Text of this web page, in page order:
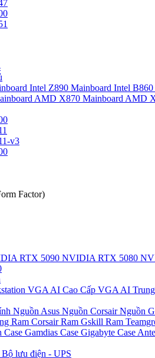
Intel Z890 Mainboard Intel B860
AMD X870 Mainboard AMD
v3
Factor)
RTX 5090 NVIDIA RTX 5080
VGA AI Cao Cấp VGA AI
Nguồn Asus Nguồn CorsairNguồn
Ram CorsairRam Gskill Ram
Case Gamdias Case Gigabyte Case
Bộ lưu điện - UPS